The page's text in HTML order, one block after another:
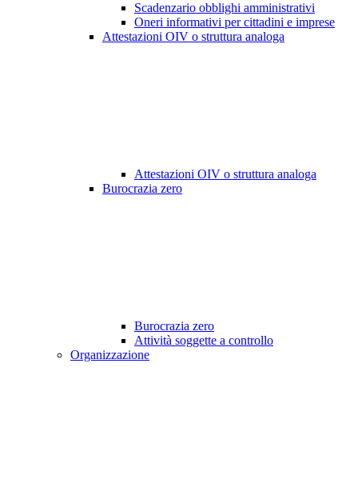
Scadenzario obblighi amministrativi
Oneri informativi per cittadini e imprese
Attestazioni OIV o struttura analoga
Attestazioni OIV o struttura analoga
Burocrazia zero
Burocrazia zero
Attività soggette a controllo
Organizzazione